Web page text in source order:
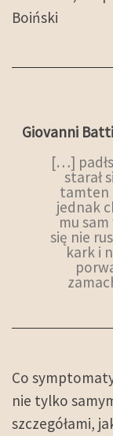
Boiński
Giovanni
[…]
starał
tamten
jednak
mu sam
się nie
kark i
Co
nie tylko
szczegółami,